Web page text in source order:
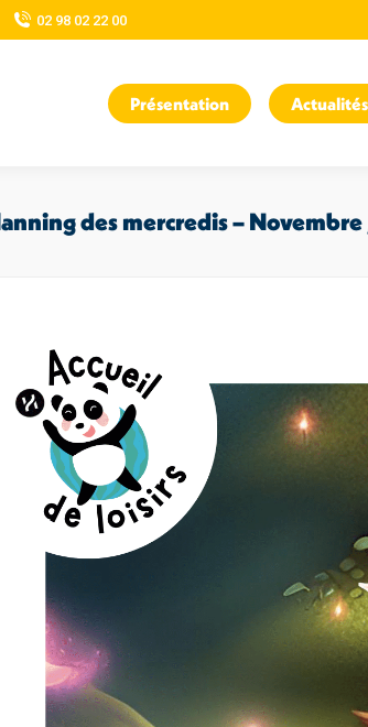
02 98 02 22 00
Présentation Actualités
des mercredis –